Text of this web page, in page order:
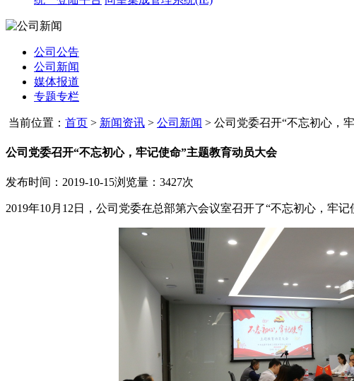
公司公告
公司新闻
媒体报道
专题专栏
当前位置： 首页 > 新闻资讯 > 公司新闻 > 公司党委召开“不忘初心，
公司党委召开“不忘初心，牢记使命”主题教育动员大会
发布时间：2019-10-15浏览量：3427次
2019年10月12日，公司党委在总部第六会议室召开了“不忘初心，牢